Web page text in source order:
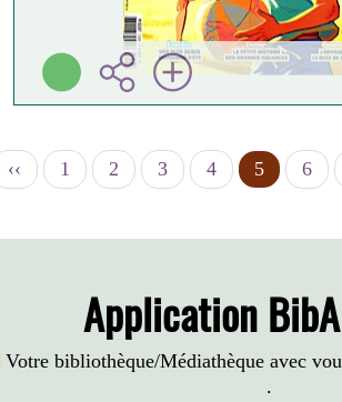
Page
précédente
‹‹ Page
1 Page
2 Page
3 Page
4
Page
courante
5 Page
6
Application
Votre bibliothèque/Médiathèque avec
.